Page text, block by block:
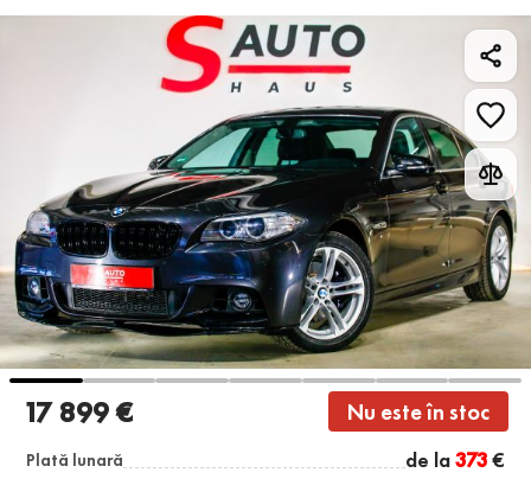
17 899 € Nu este în stoc
Plată lunară de la373€